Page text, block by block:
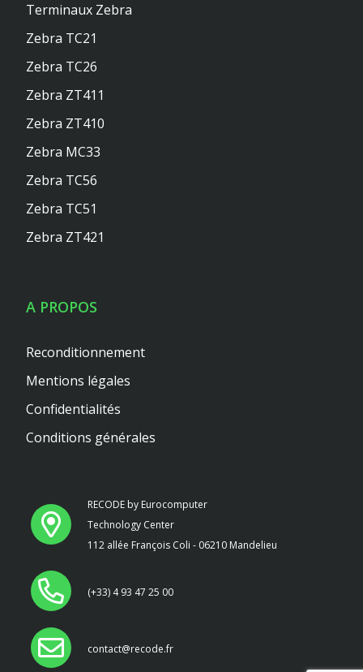
RECODE by Eurocomputer
Technology Center
112 allée François Coli - 06210 Mandelieu
(+33) 4 93 47 25 00
contact@recode.fr
Terminaux Zebra
Zebra TC21
Zebra TC26
Zebra ZT411
Zebra ZT410
Zebra MC33
Zebra TC56
Zebra TC51
Zebra ZT421
A PROPOS
Reconditionnement
Mentions légales
Confidentialités
Conditions générales